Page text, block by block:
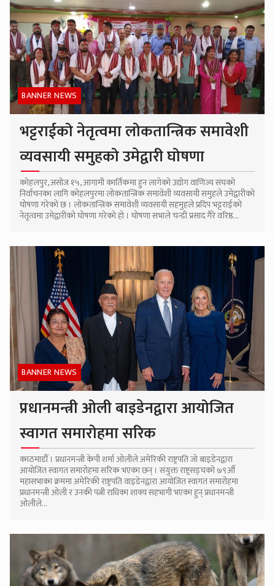
BANNER NEWS
भट्टराईको नेतृत्वमा लोकतान्त्रिक समावेशी
व्यवसायी समुहको उमेद्वारी घोषणा
कोहलपुर, असोज १५, आगामी कार्तिकमा हुन लागेको उद्योग वाणिज्य संघको
निर्वाचनका लागि कोहलपुरमा लोकतान्त्रिक समावेशी व्यवसायी समुहले उमेद्वारीको
घोषणा गरेको छ । लोकतान्त्रिक समावेशी व्यवसायी सहमुहले प्रदिप भट्टराईको
नेतृत्वमा उमेद्वारीको घोषणा गरेको हो । घोषणा सभाले चन्डी प्रसाद गैरे वरिष्ठ...
BANNER NEWS
प्रधानमन्त्री ओली बाइडेनद्वारा आयोजित
स्वागत समारोहमा सरिक
काठमाडौँ । प्रधानमन्त्री केपी शर्मा ओलीले अमेरिकी राष्ट्रपति जो बाइडेनद्वारा
आयोजित स्वागत समारोहमा सरिक भएका छन् । संयुक्त राष्ट्रसङ्घको ७९औँ
महासभाका क्रममा अमेरिकी राष्ट्रपति वाइडेनद्वारा आयोजित स्वागत समारोहमा
प्रधानमन्त्री ओली र उनकी पत्नी राधिका शाक्य सहभागी भएका हुन् प्रधानमन्त्री
ओलीले...